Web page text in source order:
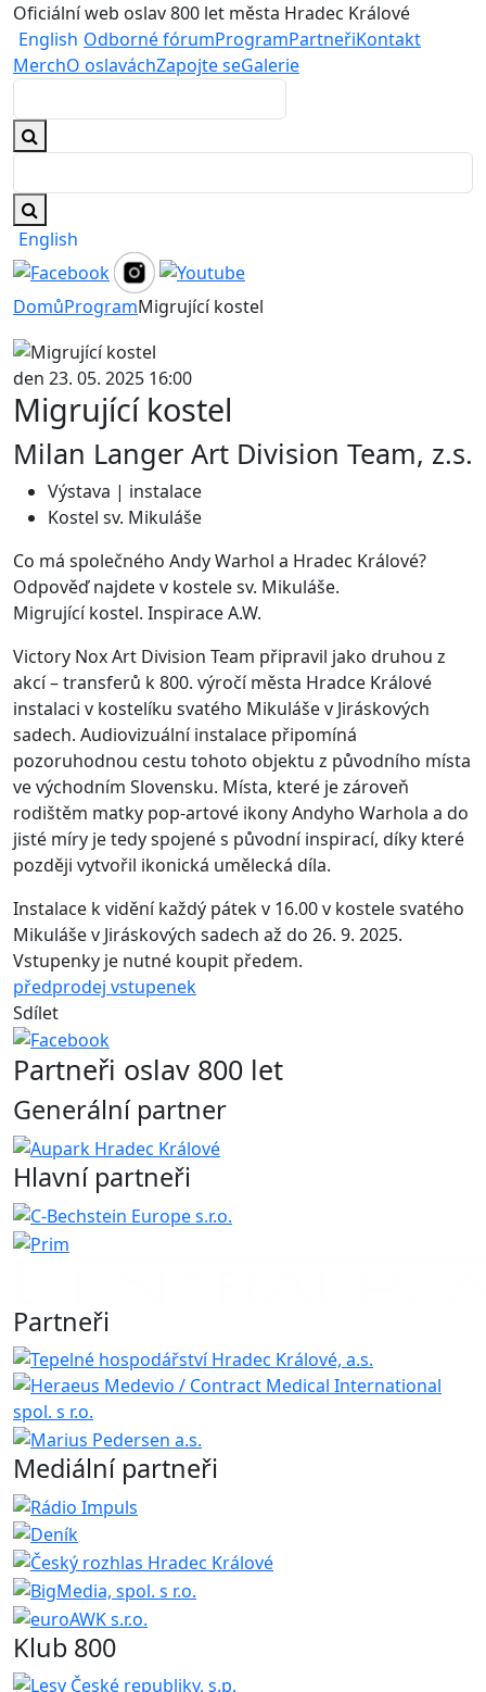
Oficiální web oslav 800 let města Hradec Králové
English Odborné fórumProgramPartneřiKontakt
MerchO oslaváchZapojte seGalerie
English
DomůProgramMigrující kostel
den 23. 05. 2025 16:00
Migrující kostel
Milan Langer Art Division Team, z.s.
Výstava | instalace
Kostel sv. Mikuláše
Co má společného Andy Warhol a Hradec Králové?
Odpověď najdete v kostele sv. Mikuláše.
Migrující kostel. Inspirace A.W.
Victory Nox Art Division Team připravil jako druhou z
akcí – transferů k 800. výročí města Hradce Králové
instalaci v kostelíku svatého Mikuláše v Jiráskových
sadech. Audiovizuální instalace připomíná
pozoruhodnou cestu tohoto objektu z původního místa
ve východním Slovensku. Místa, které je zároveň
rodištěm matky pop-artové ikony Andyho Warhola a do
jisté míry je tedy spojené s původní inspirací, díky které
později vytvořil ikonická umělecká díla.
Instalace k vidění každý pátek v 16.00 v kostele svatého
Mikuláše v Jiráskových sadech až do 26. 9. 2025.
Vstupenky je nutné koupit předem.
předprodej vstupenek
Sdílet
Partneři oslav 800 let
Generální partner
Hlavní partneři
Partneři
Mediální partneři
Klub 800